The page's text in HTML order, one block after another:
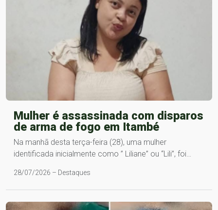
Mulher é assassinada com disparos
de arma de fogo em Itambé
Na manhã desta terça-feira (28), uma mulher
identificada inicialmente como ” Liliane” ou “Lili”, foi…
28/07/2026 – Destaques